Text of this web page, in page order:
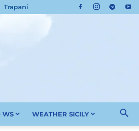
Trapani
WS WEATHER SICILY